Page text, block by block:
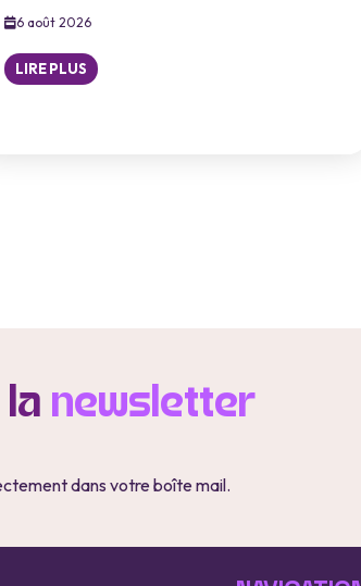
6 août 2026
LIRE PLUS
newsletter
dans votre boîte mail.